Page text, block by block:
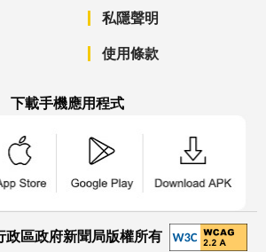
私隱聲明
使用條款
下載手機應用程式
區政府新聞局版權所有